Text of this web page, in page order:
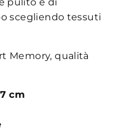
scegliendo tessuti
Memory, qualità
cm